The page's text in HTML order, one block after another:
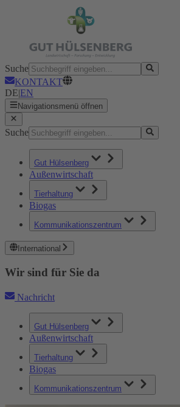
Suche
KONTAKT
DE|EN
Navigationsmenü öffnen
Suche
Gut Hülsenberg
Außenwirtschaft
Tierhaltung
Biogas
Kommunikationszentrum
International
Wir sind für Sie da
Nachricht
Gut Hülsenberg
Außenwirtschaft
Tierhaltung
Biogas
Kommunikationszentrum